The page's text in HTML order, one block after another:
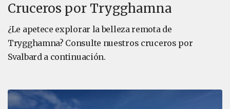
Cruceros por Trygghamna
¿Le apetece explorar la belleza remota de
Trygghamna? Consulte nuestros cruceros por
Svalbard a continuación.